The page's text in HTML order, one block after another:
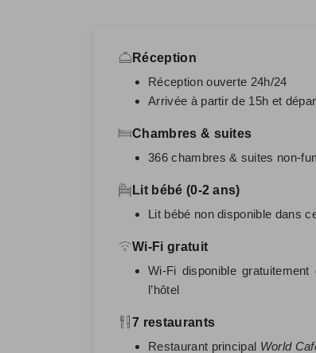
Réception
Réception ouverte 24h/24
Arrivée à partir de 15h et
Chambres & suites
366 chambres & suites non-
Lit bébé (0-2 ans)
Lit bébé non disponible dans
Wi-Fi gratuit
Wi-Fi disponible
l’hôtel
7 restaurants
Restaurant principal World